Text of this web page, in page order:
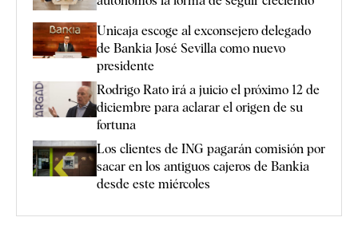
Unicaja escoge al exconsejero delegado
de Bankia José Sevilla como nuevo
presidente
Rodrigo Rato irá a juicio el próximo 12 de
diciembre para aclarar el origen de su
fortuna
Los clientes de ING pagarán comisión por
sacar en los antiguos cajeros de Bankia
desde este miércoles